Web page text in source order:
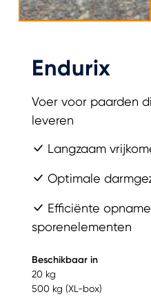
Endurix
Voer voor paarden
leveren
Langzaam
Optimale
Efficiënte
sporenelementen
Beschikbaar in
20 kg
500 kg (XL-box)